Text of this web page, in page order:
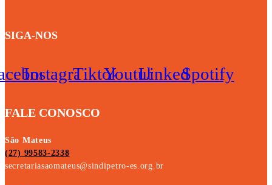
SIGA-NOS
InstagramTiktokYoutubeLinkedinSpotify
FALE CONOSCO
São Mateus
(27) 99583-2338
secretariasaomateus@sindipetro-es.org.br